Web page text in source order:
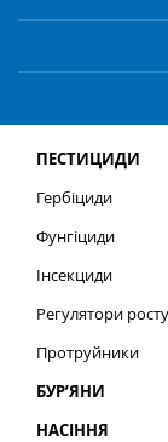
ПЕСТИЦИДИ
Гербіциди
Фунгіциди
Інсекциди
Регулятори росту
Протруйники
БУР’ЯНИ
НАСІННЯ